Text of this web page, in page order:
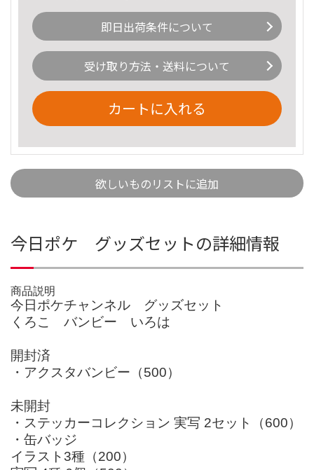
即日出荷条件について
受け取り方法・送料について
カートに入れる
欲しいものリストに追加
今日ポケ グッズセットの詳細情報
商品説明
今日ポケチャンネル グッズセット
くろこ バンビー いろは
開封済
・アクスタバンビー（500）
未開封
・ステッカーコレクション 実写 2セット（600）
・缶バッジ
イラスト3種（200）